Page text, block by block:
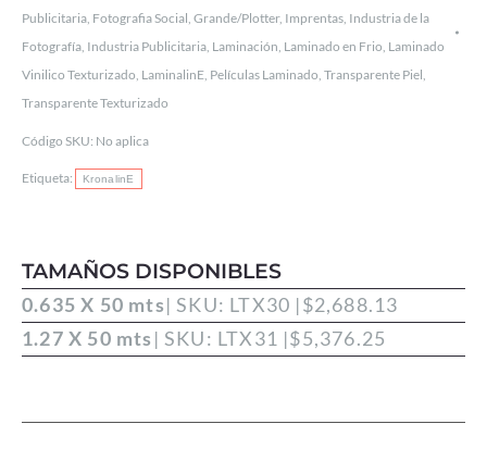
TEXTURA
PIEL
cantidad
Publicitaria, Fotografia Social, Grande/Plotter, Imprentas, Industria de la
Fotografía, Industria Publicitaria, Laminación, Laminado en Frio, Laminado
Vinilico Texturizado, LaminalinE, Películas Laminado, Transparente Piel,
Transparente Texturizado
Código SKU: No aplica
Etiqueta: KronalinE
TAMAÑOS DISPONIBLES
0.635 X 50 mts| SKU: LTX30 |$2,688.13
1.27 X 50 mts | SKU: LTX31 |$5,376.25